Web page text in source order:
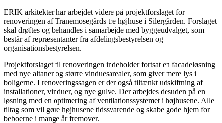
ERIK arkitekter har arbejdet videre på projektforslaget for
renoveringen af Tranemosegårds tre højhuse i Silergården. Forslaget
skal drøftes og behandles i samarbejde med byggeudvalget, som
består af repræsentanter fra afdelingsbestyrelsen og
organisationsbestyrelsen.
Projektforslaget til renoveringen indeholder fortsat en facadeløsning
med nye altaner og større vinduesarealer, som giver mere lys i
boligerne. I renoveringssagen er der også tiltænkt udskiftning af
installationer, vinduer, og nye gulve. Der arbejdes desuden på en
løsning med en optimering af ventilationssystemet i højhusene. Alle
tiltag som vil gøre højhusene tidssvarende og skabe gode hjem for
beboerne i mange år fremover.